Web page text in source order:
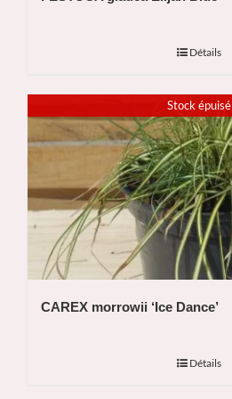
Détails
Stock épuisé
CAREX morrowii ‘Ice Dance’
Détails